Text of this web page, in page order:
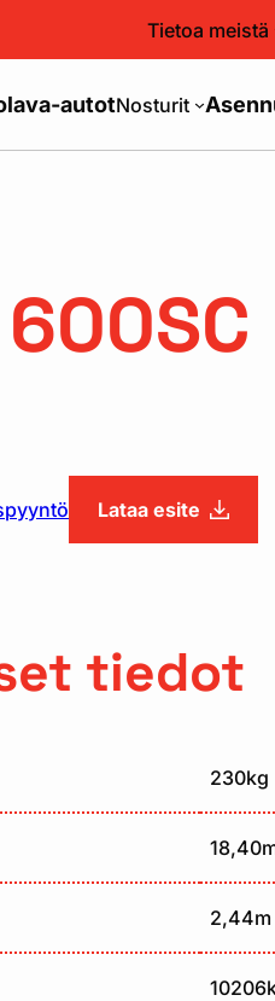
Tietoa meistä
autotNosturit
Lataa esite
tiedot
230kg
2,44m